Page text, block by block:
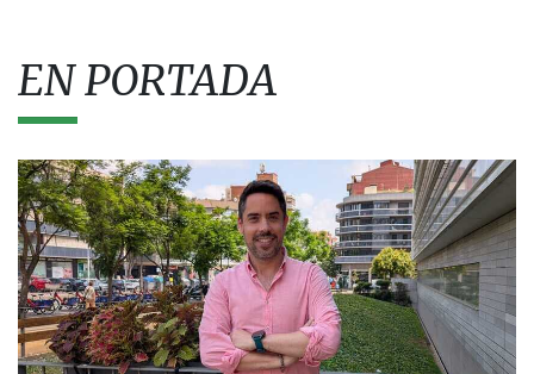
EN PORTADA